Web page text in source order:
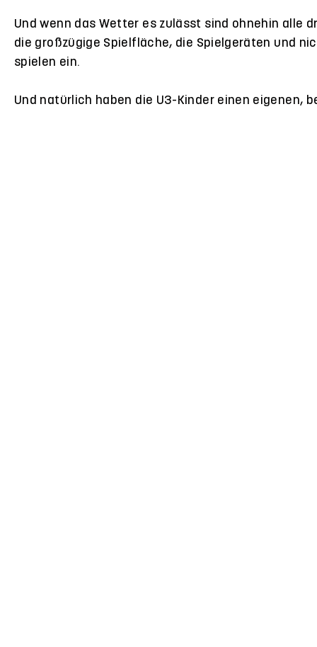
Und wenn das Wetter es zulässt sind ohnehin alle
die großzügige Spielfläche, die Spielgeräten und
spielen ein.
Und natürlich haben die U3-Kinder einen eigenen,